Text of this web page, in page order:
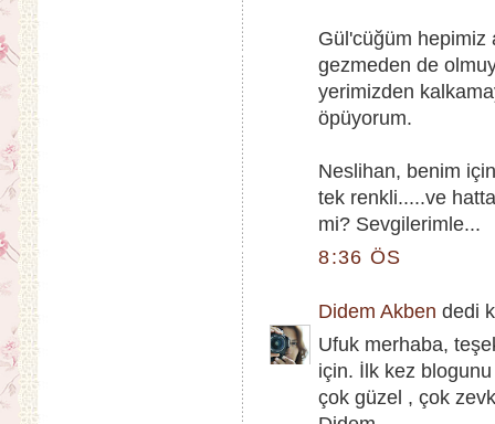
Gül'cüğüm hepimiz
gezmeden de
yerimizden
öpüyorum.
Neslihan, benim
tek renkli.....ve
mi? Sevgilerimle...
8:36 ÖS
Didem Akbendedi
Ufuk merhaba,
için. İlk kez
çok güzel , çok